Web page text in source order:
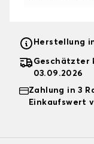
Herstellung
Geschätzter
03.09.2026
Zahlung in 3
Einkaufswert